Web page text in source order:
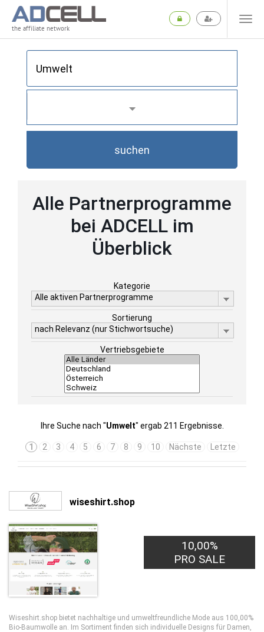
the affiliate network
suchen
Alle Partnerprogramme
bei ADCELL im
Überblick
Kategorie
Alle aktiven Partnerprogramme
Sortierung
nach Relevanz (nur Stichwortsuche)
Vertriebsgebiete
Ihre Suche nach "Umwelt" ergab 211 Ergebnisse.
1 2 3 4 5 6 7 8 9 10 Nächste Letzte
wiseshirt.shop
10,00%
PRO SALE
Wiseshirt.shop bietet nachhaltige und umweltfreundliche Mode aus 100,00%
Bio-Baumwolle an. Im Sortiment finden sich individuelle Designs für Damen,